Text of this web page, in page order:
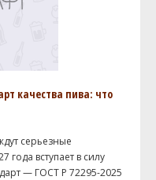
качества пива: что
серьезные
года вступает в силу
— ГОСТ Р 72295-2025